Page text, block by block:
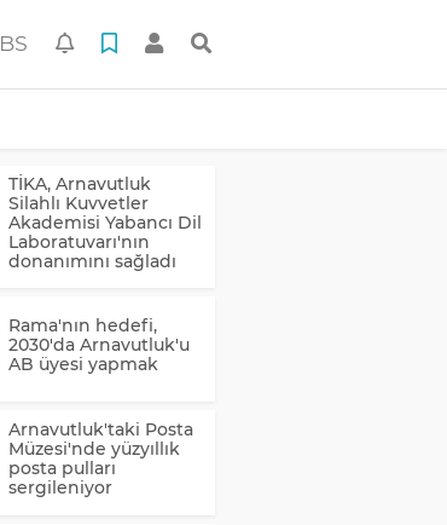
BS
TİKA, Arnavutluk
Silahlı Kuvvetler
Akademisi Yabancı Dil
Laboratuvarı'nın
donanımını sağladı
Rama'nın hedefi,
2030'da Arnavutluk'u
AB üyesi yapmak
Arnavutluk'taki Posta
Müzesi'nde yüzyıllık
posta pulları
sergileniyor